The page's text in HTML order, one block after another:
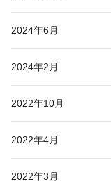
2024年6月
2024年2月
2022年10月
2022年4月
2022年3月